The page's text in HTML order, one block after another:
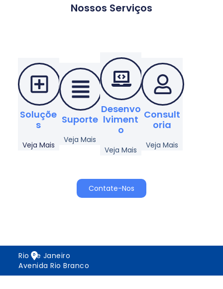
Nossos Serviços
Soluçõe
S
Veja Mais
Suporte
Veja Mais
Desenvo
Lviment
O
Veja Mais
Consult
Oria
Veja Mais
Contate-Nos
Rio de Janeiro
Avenida Rio Branco